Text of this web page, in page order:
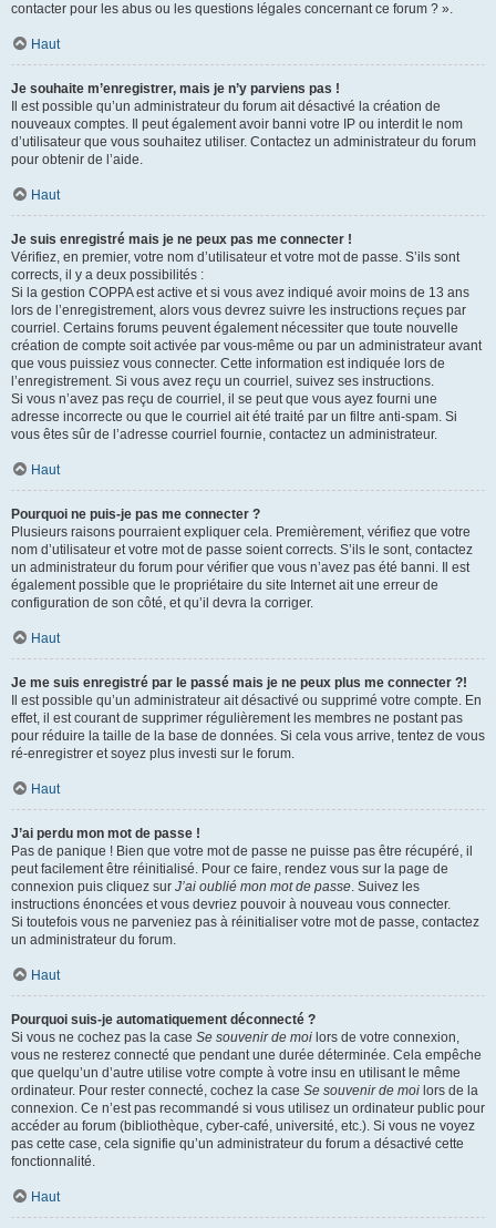
contacter pour les abus ou les questions légales concernant ce forum ? ».
Haut
Je souhaite m’enregistrer, mais je n’y parviens pas !
Il est possible qu’un administrateur du forum ait désactivé la création de
nouveaux comptes. Il peut également avoir banni votre IP ou interdit le nom
d’utilisateur que vous souhaitez utiliser. Contactez un administrateur du forum
pour obtenir de l’aide.
Haut
Je suis enregistré mais je ne peux pas me connecter !
Vérifiez, en premier, votre nom d’utilisateur et votre mot de passe. S’ils sont
corrects, il y a deux possibilités :
Si la gestion COPPA est active et si vous avez indiqué avoir moins de 13 ans
lors de l’enregistrement, alors vous devrez suivre les instructions reçues par
courriel. Certains forums peuvent également nécessiter que toute nouvelle
création de compte soit activée par vous-même ou par un administrateur avant
que vous puissiez vous connecter. Cette information est indiquée lors de
l’enregistrement. Si vous avez reçu un courriel, suivez ses instructions.
Si vous n’avez pas reçu de courriel, il se peut que vous ayez fourni une
adresse incorrecte ou que le courriel ait été traité par un filtre anti-spam. Si
vous êtes sûr de l’adresse courriel fournie, contactez un administrateur.
Haut
Pourquoi ne puis-je pas me connecter ?
Plusieurs raisons pourraient expliquer cela. Premièrement, vérifiez que votre
nom d’utilisateur et votre mot de passe soient corrects. S’ils le sont, contactez
un administrateur du forum pour vérifier que vous n’avez pas été banni. Il est
également possible que le propriétaire du site Internet ait une erreur de
configuration de son côté, et qu’il devra la corriger.
Haut
Je me suis enregistré par le passé mais je ne peux plus me connecter ?!
Il est possible qu’un administrateur ait désactivé ou supprimé votre compte. En
effet, il est courant de supprimer régulièrement les membres ne postant pas
pour réduire la taille de la base de données. Si cela vous arrive, tentez de vous
ré-enregistrer et soyez plus investi sur le forum.
Haut
J’ai perdu mon mot de passe !
Pas de panique ! Bien que votre mot de passe ne puisse pas être récupéré, il
peut facilement être réinitialisé. Pour ce faire, rendez vous sur la page de
connexion puis cliquez sur J’ai oublié mon mot de passe. Suivez les
instructions énoncées et vous devriez pouvoir à nouveau vous connecter.
Si toutefois vous ne parveniez pas à réinitialiser votre mot de passe, contactez
un administrateur du forum.
Haut
Pourquoi suis-je automatiquement déconnecté ?
Si vous ne cochez pas la case Se souvenir de moi lors de votre connexion,
vous ne resterez connecté que pendant une durée déterminée. Cela empêche
que quelqu’un d’autre utilise votre compte à votre insu en utilisant le même
ordinateur. Pour rester connecté, cochez la case Se souvenir de moi lors de la
connexion. Ce n’est pas recommandé si vous utilisez un ordinateur public pour
accéder au forum (bibliothèque, cyber-café, université, etc.). Si vous ne voyez
pas cette case, cela signifie qu’un administrateur du forum a désactivé cette
fonctionnalité.
Haut